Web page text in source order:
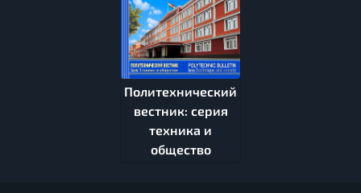
Политехнический
вестник: серия
техника и
общество